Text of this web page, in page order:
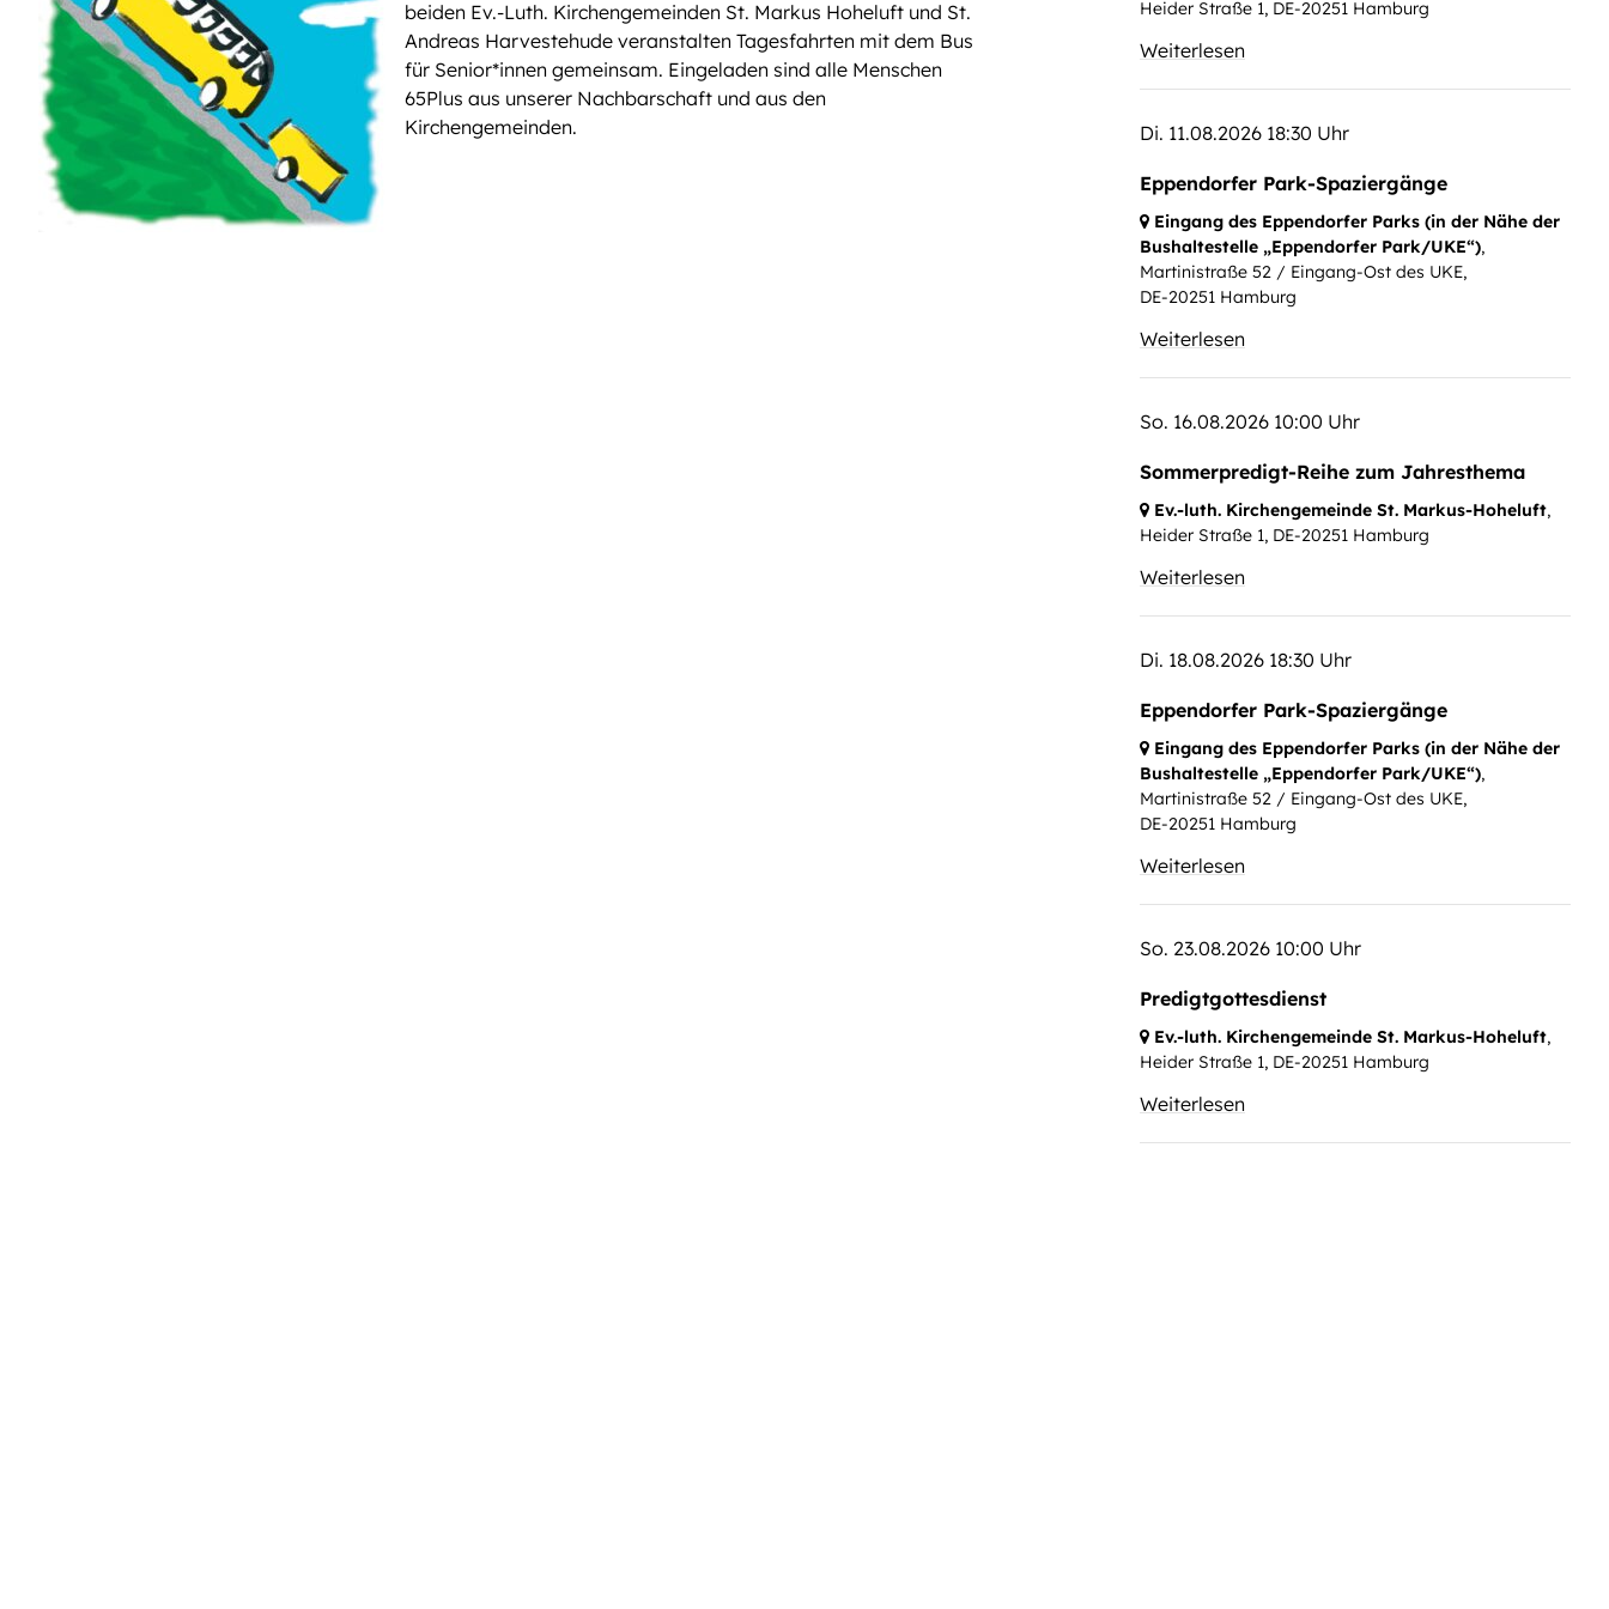
Kinderflohmarkt Engagieren
beiden Ev.-Luth. Kirchengemeinden St. Markus Hoheluft und St.
Andreas Harvestehude veranstalten Tagesfahrten mit dem Bus
für Senior*innen gemeinsam. Eingeladen sind alle Menschen
65Plus aus unserer Nachbarschaft und aus den
Kirchengemeinden.
Heider Straße 1, DE-20251 Hamburg
Weiterlesen
Di. 11.08.2026 18:30 Uhr
Eppendorfer Park-Spaziergänge
Eingang des Eppendorfer Parks (in der Nähe der
Bushaltestelle „Eppendorfer Park/UKE“),
Martinistraße 52 / Eingang-Ost des UKE,
DE-20251 Hamburg
Weiterlesen
So. 16.08.2026 10:00 Uhr
Sommerpredigt-Reihe zum Jahresthema
Ev.-luth. Kirchengemeinde St. Markus-Hoheluft,
Heider Straße 1, DE-20251 Hamburg
Weiterlesen
Di. 18.08.2026 18:30 Uhr
Eppendorfer Park-Spaziergänge
Eingang des Eppendorfer Parks (in der Nähe der
Bushaltestelle „Eppendorfer Park/UKE“),
Martinistraße 52 / Eingang-Ost des UKE,
DE-20251 Hamburg
Weiterlesen
So. 23.08.2026 10:00 Uhr
Predigtgottesdienst
Ev.-luth. Kirchengemeinde St. Markus-Hoheluft,
Heider Straße 1, DE-20251 Hamburg
Weiterlesen